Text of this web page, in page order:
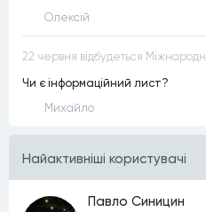
Олексій
Чи є інформаційний лист?
Михайло
Найактивнiшi користувачi
Павло Синицин